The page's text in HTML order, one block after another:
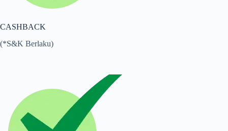
CASHBACK
(*S&K Berlaku)